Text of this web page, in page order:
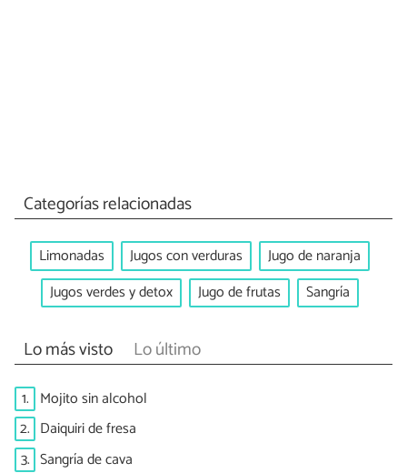
Categorías relacionadas
Limonadas Jugos con verduras
Jugo de naranja
Jugos verdes y detox
Jugo de frutas Sangría
Lo más visto Lo último
1. Mojito sin alcohol
2. Daiquiri de fresa
3. Sangría de cava